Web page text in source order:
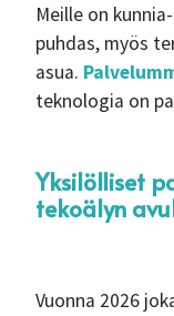
Meille on
puhdas, myös
asua.
teknologia on
Yksilölliset
tekoälyn
Vuonna 2026